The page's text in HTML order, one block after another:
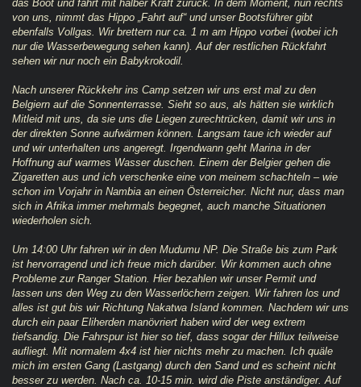
das Boot und fährt mit halber Kraft zurück. In dem Moment, nun rechts
von uns, nimmt das Hippo „Fahrt auf“ und unser Bootsführer gibt
ebenfalls Vollgas. Wir brettern nur ca. 1 m am Hippo vorbei (wobei ich
nur die Wasserbewegung sehen kann). Auf der restlichen Rückfahrt
sehen wir nur noch ein Babykrokodil.
Nach unserer Rückkehr ins Camp setzen wir uns erst mal zu den
Belgiern auf die Sonnenterrasse. Sieht so aus, als hätten sie wirklich
Mitleid mit uns, da sie uns die Liegen zurechtrücken, damit wir uns in
der direkten Sonne aufwärmen können. Langsam taue ich wieder auf
und wir unterhalten uns angeregt. Irgendwann geht Marina in der
Hoffnung auf warmes Wasser duschen. Einem der Belgier gehen die
Zigaretten aus und ich verschenke eine von meinem schachteln – wie
schon im Vorjahr in Nambia an einen Österreicher. Nicht nur, dass man
sich in Afrika immer mehrmals begegnet, auch manche Situationen
wiederholen sich.
Um 14:00 Uhr fahren wir in den Mudumu NP. Die Straße bis zum Park
ist hervorragend und ich freue mich darüber. Wir kommen auch ohne
Probleme zur Ranger Station. Hier bezahlen wir unser Permit und
lassen uns den Weg zu den Wasserlöchern zeigen. Wir fahren los und
alles ist gut bis wir Richtung Nakatwa Island kommen. Nachdem wir uns
durch ein paar Eliherden manövriert haben wird der weg extrem
tiefsandig. Die Fahrspur ist hier so tief, dass sogar der Hillux teilweise
aufliegt. Mit normalem 4x4 ist hier nichts mehr zu machen. Ich quäle
mich im ersten Gang (Lastgang) durch den Sand und es scheint nicht
besser zu werden. Nach ca. 10-15 min. wird die Piste anständiger. Auf